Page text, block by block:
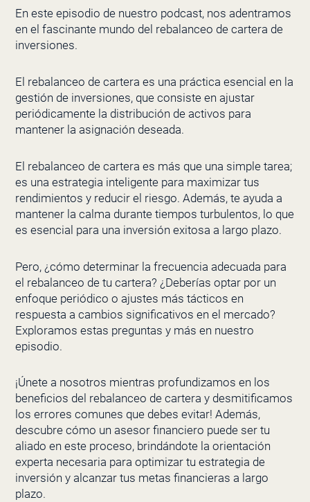
En este episodio de nuestro podcast, nos adentramos
en el fascinante mundo del rebalanceo de cartera de
inversiones.
El rebalanceo de cartera es una práctica esencial en la
gestión de inversiones, que consiste en ajustar
periódicamente la distribución de activos para
mantener la asignación deseada.
El rebalanceo de cartera es más que una simple tarea;
es una estrategia inteligente para maximizar tus
rendimientos y reducir el riesgo. Además, te ayuda a
mantener la calma durante tiempos turbulentos, lo que
es esencial para una inversión exitosa a largo plazo.
Pero, ¿cómo determinar la frecuencia adecuada para
el rebalanceo de tu cartera? ¿Deberías optar por un
enfoque periódico o ajustes más tácticos en
respuesta a cambios significativos en el mercado?
Exploramos estas preguntas y más en nuestro
episodio.
¡Únete a nosotros mientras profundizamos en los
beneficios del rebalanceo de cartera y desmitificamos
los errores comunes que debes evitar! Además,
descubre cómo un asesor financiero puede ser tu
aliado en este proceso, brindándote la orientación
experta necesaria para optimizar tu estrategia de
inversión y alcanzar tus metas financieras a largo
plazo.